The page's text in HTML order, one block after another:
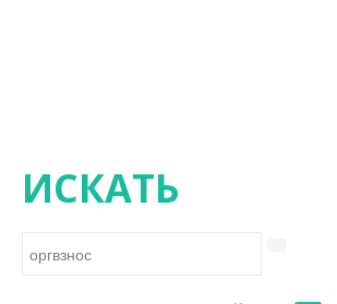
Исторические науки
Философские науки
ИСКАТЬ